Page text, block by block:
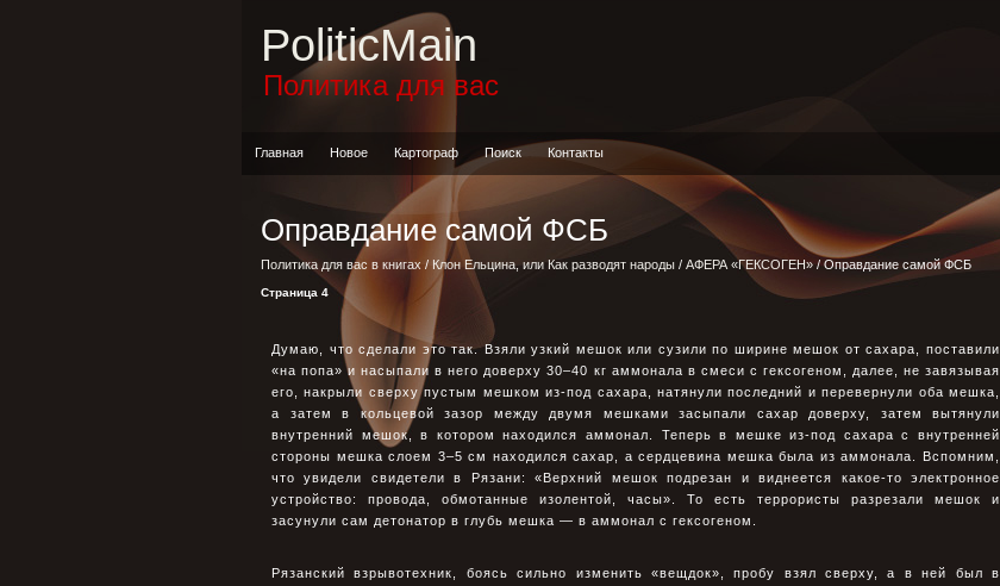
PoliticMain
Политика для вас
Главная Новое Картограф Поиск Контакты
Оправдание самой ФСБ
Политика для вас в книгах / Клон Ельцина, или Как разводят народы / АФЕРА «ГЕКСОГЕН»/ Оправдание самой ФСБ
Страница 4
Думаю, что сделали это так. Взяли узкий мешок или сузили по ширине мешок от сахара, поставили
«на попа» и насыпали в него доверху 30–40 кг аммонала в смеси с гексогеном, далее, не завязывая
его, накрыли сверху пустым мешком из-под сахара, натянули последний и перевернули оба мешка,
а затем в кольцевой зазор между двумя мешками засыпали сахар доверху, затем вытянули
внутренний мешок, в котором находился аммонал. Теперь в мешке из-под сахара с внутренней
стороны мешка слоем 3–5 см находился сахар, а сердцевина мешка была из аммонала. Вспомним,
что увидели свидетели в Рязани: «Верхний мешок подрезан и виднеется какое-то электронное
устройство: провода, обмотанные изолентой, часы». То есть террористы разрезали мешок и
засунули сам детонатор в глубь мешка — в аммонал с гексогеном.
Рязанский взрывотехник, боясь сильно изменить «вещдок», пробу взял сверху, а в ней был в